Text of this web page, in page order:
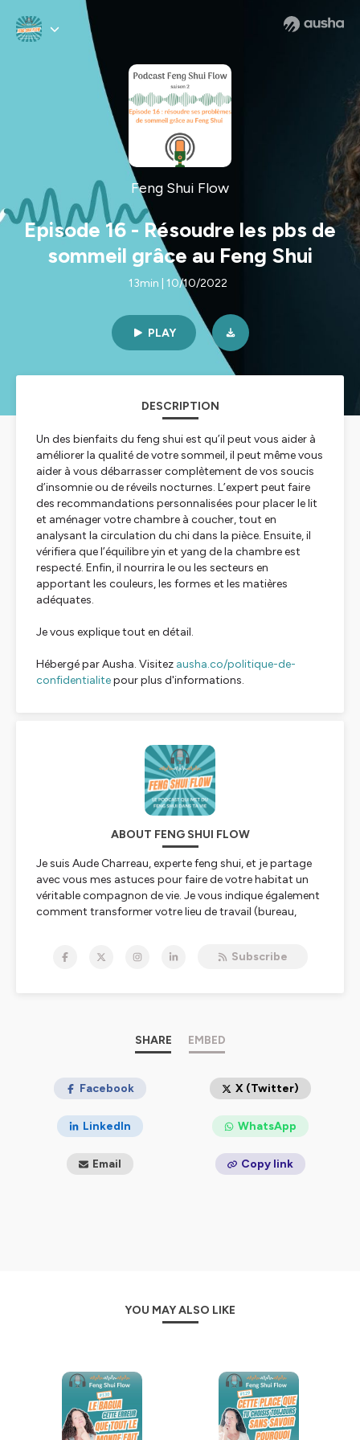
Feng Shui Flow
Episode 16 - Résoudre les pbs de
sommeil grâce au Feng Shui
13min | 10/10/2022
PLAY
DESCRIPTION
Un des bienfaits du feng shui est qu’il peut vous aider à
améliorer la qualité de votre sommeil, il peut même vous
aider à vous débarrasser complètement de vos soucis
d’insomnie ou de réveils nocturnes. L’expert peut faire
des recommandations personnalisées pour placer le lit
et aménager votre chambre à coucher, tout en
analysant la circulation du chi dans la pièce. Ensuite, il
vérifiera que l’équilibre yin et yang de la chambre est
respecté. Enfin, il nourrira le ou les secteurs en
apportant les couleurs, les formes et les matières
adéquates.
Je vous explique tout en détail.
Hébergé par Ausha. Visitez ausha.co/politique-de-
confidentialitepour plus d'informations.
ABOUT FENG SHUI FLOW
Je suis Aude Charreau, experte feng shui, et je partage
avec vous mes astuces pour faire de votre habitat un
véritable compagnon de vie. Je vous indique également
comment transformer votre lieu de travail (bureau,
chaque opportunité, grâce à des principes feng shui
simples appliqués à votre maison et à votre bureau.
⭐️ Suis le Feng Shui Flow, le podcast qui met du Feng
--------------
https://fengshui-expert.fr/
Subscribe
SHARE EMBED
Facebook X (Twitter)
LinkedIn WhatsApp
Email Copy link
YOU MAY ALSO LIKE